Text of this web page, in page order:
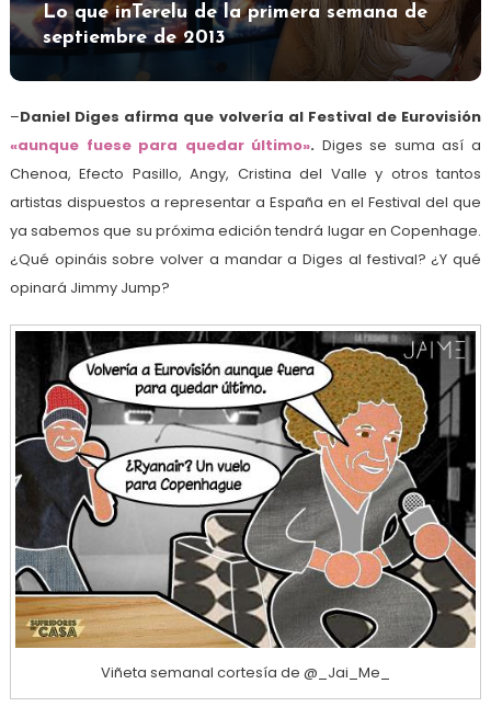
Lo que inTerelu de la primera semana de
septiembre de 2013
–Daniel Diges afirma que volvería al Festival de Eurovisión
«aunque fuese para quedar último». Diges se suma así a
Chenoa, Efecto Pasillo, Angy, Cristina del Valle y otros tantos
artistas dispuestos a representar a España en el Festival del que
ya sabemos que su próxima edición tendrá lugar en Copenhage.
¿Qué opináis sobre volver a mandar a Diges al festival? ¿Y qué
opinará Jimmy Jump?
Viñeta semanal cortesía de @_Jai_Me_